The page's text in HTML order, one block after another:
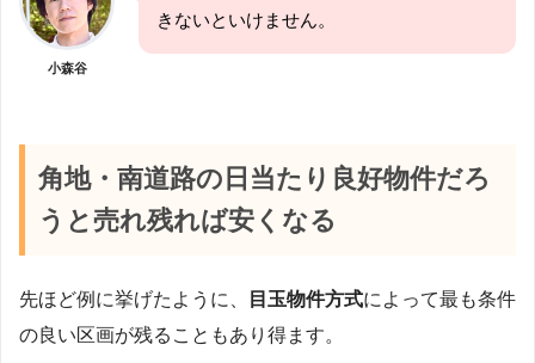
小森谷
きないといけません。
角地・南道路の日当たり良好物件だろ
うと売れ残れば安くなる
先ほど例に挙げたように、 目玉物件方式によって最も条件
の良い区画が残ることもあり得ます。